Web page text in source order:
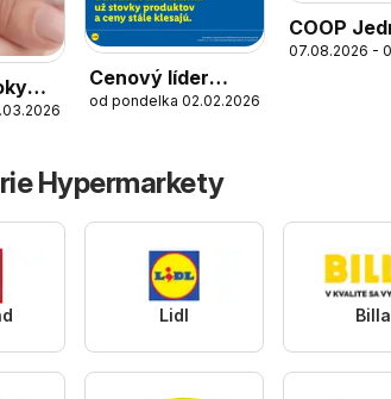
Cenový líder
zlacňuje
od pondelka 02.02.2026
COOP
cez
07.08.2026 -
Hypermarkety
Lidl Billa